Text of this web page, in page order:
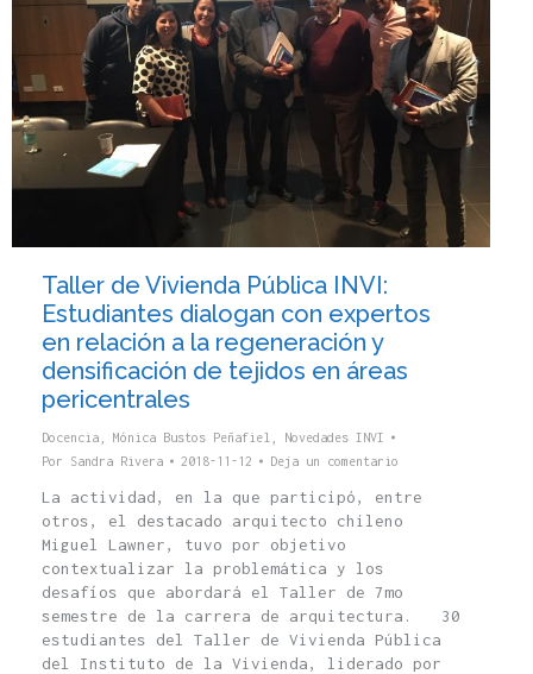
Taller de Vivienda Pública INVI:
Estudiantes dialogan con expertos
en relación a la regeneración y
densificación de tejidos en áreas
pericentrales
Docencia Mónica Bustos Peñafiel
Novedades INVI
Por Sandra Rivera 2018-11-12 Deja un comentario
La actividad, en la que participó, entre
otros, el destacado arquitecto chileno
Miguel Lawner, tuvo por objetivo
contextualizar la problemática y los
desafíos que abordará el Taller de 7mo
semestre de la carrera de arquitectura. 30
estudiantes del Taller de Vivienda Pública
del Instituto de la Vivienda, liderado por